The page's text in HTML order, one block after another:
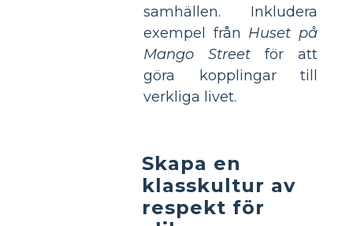
samhällen. Inkludera
exempel från Huset på
Mango Street för att
göra kopplingar till
verkliga livet.
Skapa en
klasskultur av
respekt för